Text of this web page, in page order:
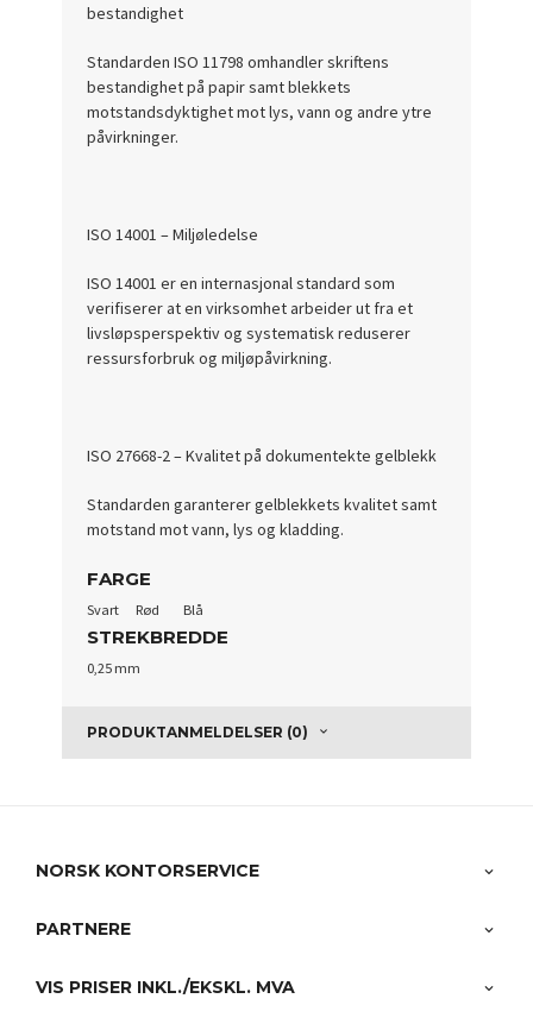
bestandighet
Standarden ISO 11798 omhandler skriftens
bestandighet på papir samt blekkets
motstandsdyktighet mot lys, vann og andre ytre
påvirkninger.
ISO 14001 – Miljøledelse
ISO 14001 er en internasjonal standard som
verifiserer at en virksomhet arbeider ut fra et
livsløpsperspektiv og systematisk reduserer
ressursforbruk og miljøpåvirkning.
ISO 27668-2 – Kvalitet på dokumentekte gelblekk
Standarden garanterer gelblekkets kvalitet samt
motstand mot vann, lys og kladding.
FARGE
Svart Rød Blå
STREKBREDDE
0,25 mm
PRODUKTANMELDELSER (0)
NORSK KONTORSERVICE
PARTNERE
VIS PRISER INKL./EKSKL. MVA